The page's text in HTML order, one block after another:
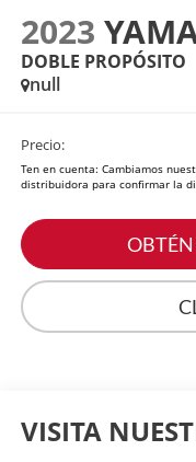
2023
DOBLE PROPÓSITO
null
Precio:
Ten en cuenta: Cambiamos
distribuidora para confirmar la
VISITA